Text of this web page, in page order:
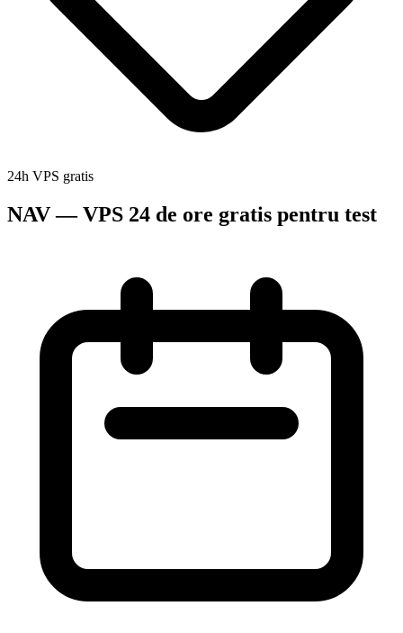
24h VPS gratis
NAV — VPS 24 de ore gratis pentru test